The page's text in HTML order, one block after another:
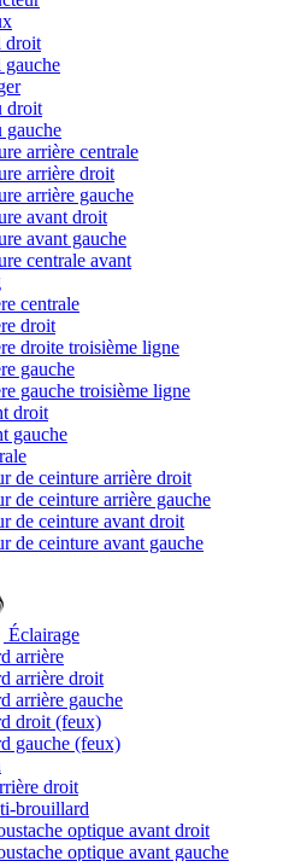
droit
droit
gauche
arrière centrale
arrière droit
arrière gauche
avant droit
avant gauche
centrale avant
centrale
droit
droite troisième ligne
gauche
gauche troisième ligne
droit
gauche
de ceinture arrière droit
de ceinture arrière gauche
de ceinture avant droit
de ceinture avant gauche
Éclairage
arrière
arrière droit
arrière gauche
droit (feux)
gauche (feux)
droit
brouillard
optique avant droit
optique avant gauche